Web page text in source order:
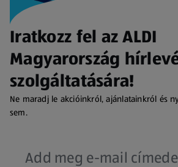
Iratkozz fel az ALDI
Magyarország
szolgáltatására!
Ne maradj le akcióinkról, ajánlatainkról és
sem.